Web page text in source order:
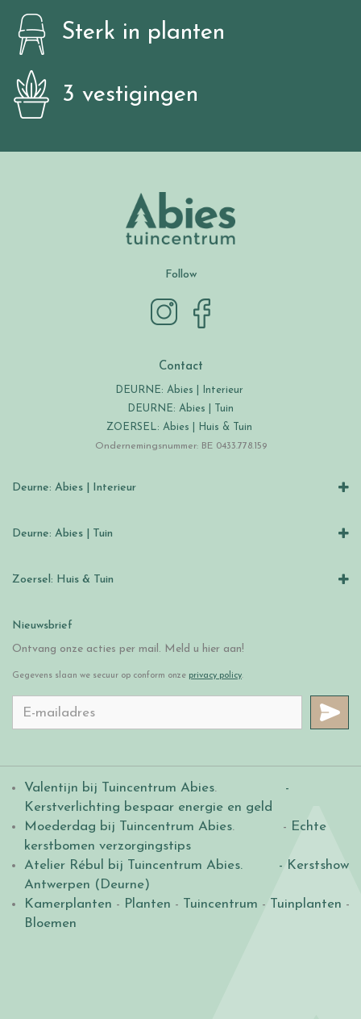
Sterk in planten
3 vestigingen
Follow
Contact
DEURNE: Abies | Interieur
DEURNE: Abies | Tuin
ZOERSEL: Abies | Huis & Tuin
Ondernemingsnummer: BE 0433.778.159
Deurne: Abies | Interieur
Deurne: Abies | Tuin
Zoersel: Huis & Tuin
Nieuwsbrief
Ontvang onze acties per mail. Meld u hier aan!
Gegevens slaan we secuur op conform onze privacy policy.
Valentijn bij Tuincentrum Abies.
-
Kerstverlichting bespaar energie en geld
Moederdag bij Tuincentrum Abies. - Echte
kerstbomen verzorgingstips
Atelier Rébul bij Tuincentrum Abies.
- Kerstshow
Antwerpen (Deurne)
Kamerplanten - Planten - Tuincentrum - Tuinplanten -
Bloemen